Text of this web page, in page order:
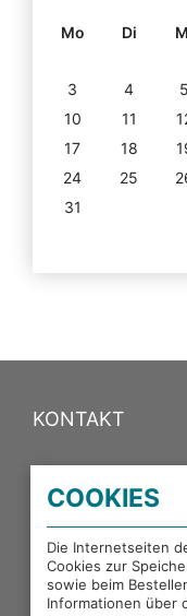
Mo Di
3
4 5
10
11
17
18
24
25
31
KONTAKT
PORTALE DES
EXTERNE LINKS
COOKIES
Die Internetseiten
Cookies zur
sowie beim
Informationen über